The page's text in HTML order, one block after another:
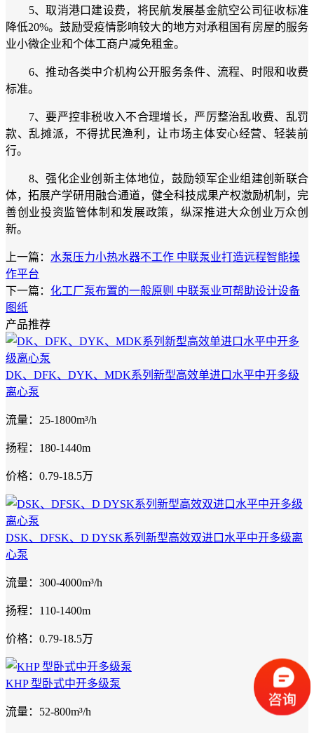
5、取消港口建设费，将民航发展基金航空公司征收标准
降低20%。鼓励受疫情影响较大的地方对承租国有房屋的服务
业小微企业和个体工商户减免租金。
6、推动各类中介机构公开服务条件、流程、时限和收费
标准。
7、要严控非税收入不合理增长，严厉整治乱收费、乱罚
款、乱摊派，不得扰民渔利，让市场主体安心经营、轻装前
行。
8、强化企业创新主体地位，鼓励领军企业组建创新联合
体，拓展产学研用融合通道，健全科技成果产权激励机制，完
善创业投资监管体制和发展政策，纵深推进大众创业万众创
新。
上一篇： 水泵压力小热水器不工作 中联泵业打造远程智能操
作平台
下一篇： 化工厂泵布置的一般原则 中联泵业可帮助设计设备
图纸
产品推荐
DK、DFK、DYK、MDK系列新型高效单进口水平中开多级
离心泵
流量：25-1800m³/h
扬程：180-1440m
价格：0.79-18.5万
DSK、DFSK、D DYSK系列新型高效双进口水平中开多级离
心泵
流量：300-4000m³/h
扬程：110-1400m
价格：0.79-18.5万
KHP 型卧式中开多级泵
流量：52-800m³/h